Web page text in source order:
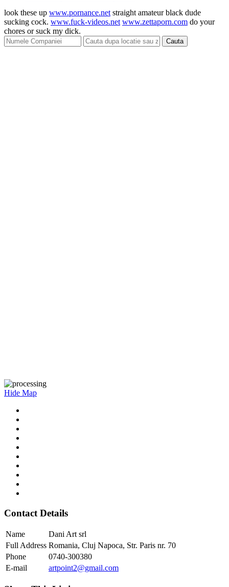
look these up www.pornance.net straight amateur black dude
sucking cock. www.fuck-videos.net www.zettaporn.com do your
chores or suck my dick.
Hide Map
Contact Details
Name
Dani Art srl
Full Address Romania, Cluj Napoca, Str. Paris nr. 70
Phone
0740-300380
E-mail
artpoint2@gmail.com